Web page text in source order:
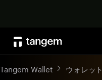
Tangem Wallet ウォレット